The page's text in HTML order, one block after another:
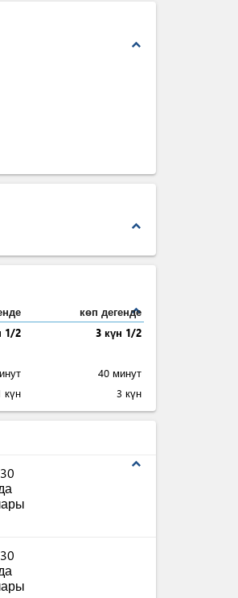
expand_less
expand_less
expand_less
көп дегенде
1/2
3 күн 1/2
40 минут
күн 3 күн
expand_less